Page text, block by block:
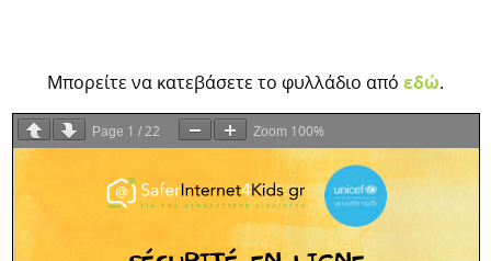
Μπορείτε να κατεβάσετε το φυλλάδιο από εδώ.
Page 1 /22 Zoom 100%